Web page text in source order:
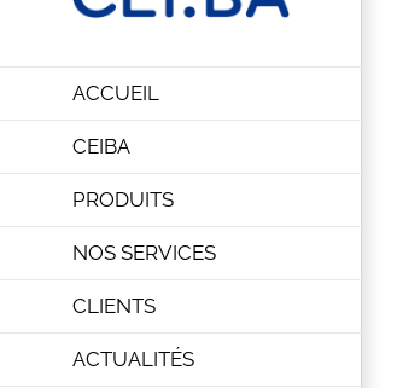
ACCUEIL
CEIBA
PRODUITS
NOS SERVICES
CLIENTS
ACTUALITÉS